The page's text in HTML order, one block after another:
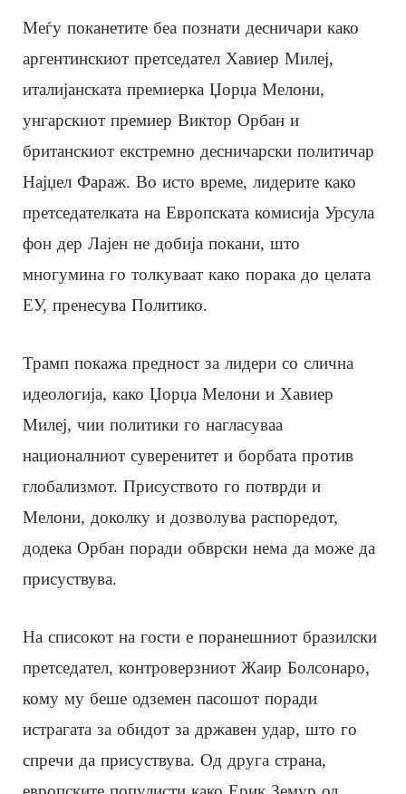
Меѓу поканетите беа познати десничари како
аргентинскиот претседател Хавиер Милеј,
италијанската премиерка Џорџа Мелони,
унгарскиот премиер Виктор Орбан и
британскиот екстремно десничарски политичар
Најџел Фараж. Во исто време, лидерите како
претседателката на Европската комисија Урсула
фон дер Лајен не добија покани, што
многумина го толкуваат како порака до целата
ЕУ, пренесува Политико.
Трамп покажа предност за лидери со слична
идеологија, како Џорџа Мелони и Хавиер
Милеј, чии политики го нагласуваа
националниот суверенитет и борбата против
глобализмот. Присуството го потврди и
Мелони, доколку и дозволува распоредот,
додека Орбан поради обврски нема да може да
присуствува.
На списокот на гости е поранешниот бразилски
претседател, контроверзниот Жаир Болсонаро,
кому му беше одземен пасошот поради
истрагата за обидот за државен удар, што го
спречи да присуствува. Од друга страна,